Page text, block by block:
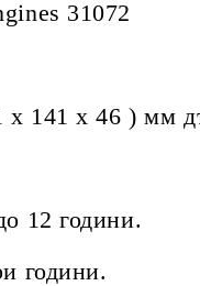
31072
x 141 x 46 ) мм
12 години.
години.